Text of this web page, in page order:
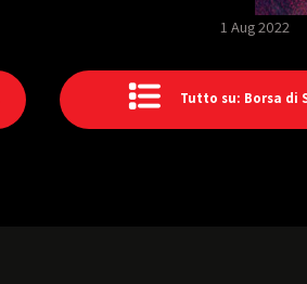
1 Aug 2022
Tutto su: Borsa di